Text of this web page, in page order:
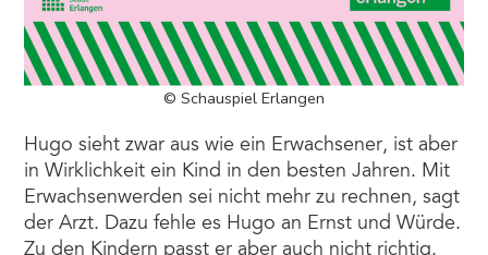
© Schauspiel Erlangen
Hugo sieht zwar aus wie ein Erwachsener, ist aber
in Wirklichkeit ein Kind in den besten Jahren. Mit
Erwachsenwerden sei nicht mehr zu rechnen, sagt
der Arzt. Dazu fehle es Hugo an Ernst und Würde.
Zu den Kindern passt er aber auch nicht richtig.